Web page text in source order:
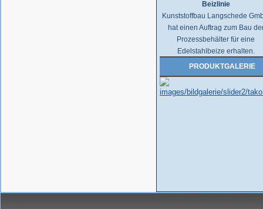
Kunststoffbau Langschede
hat einen Auftrag zum Bau
Prozessbehälter für eine
Edelstahlbeize erhalten.
Die Behälter werden auf
Kundenwunsch aus PPC
gefertigt.
Drosselklappen für den
PRODUKTGALERIE